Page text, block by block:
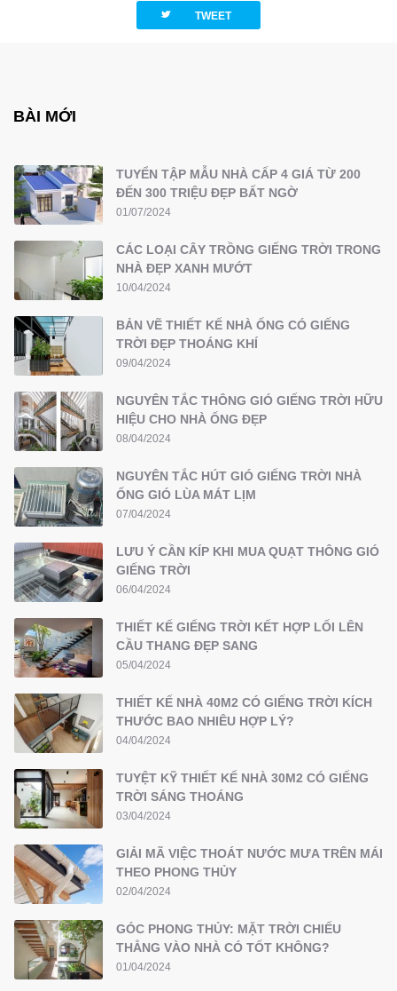
twitterbird TWEET
BÀI MỚI
TUYỂN TẬP MẪU NHÀ CẤP 4 GIÁ TỪ 200
ĐẾN 300 TRIỆU ĐẸP BẤT NGỜ
01/07/2024
CÁC LOẠI CÂY TRỒNG GIẾNG TRỜI TRONG
NHÀ ĐẸP XANH MƯỚT
10/04/2024
BẢN VẼ THIẾT KẾ NHÀ ỐNG CÓ GIẾNG
TRỜI ĐẸP THOÁNG KHÍ
09/04/2024
NGUYÊN TẮC THÔNG GIÓ GIẾNG TRỜI HỮU
HIỆU CHO NHÀ ỐNG ĐẸP
08/04/2024
NGUYÊN TẮC HÚT GIÓ GIẾNG TRỜI NHÀ
ỐNG GIÓ LÙA MÁT LỊM
07/04/2024
LƯU Ý CẦN KÍP KHI MUA QUẠT THÔNG GIÓ
GIẾNG TRỜI
06/04/2024
THIẾT KẾ GIẾNG TRỜI KẾT HỢP LỐI LÊN
CẦU THANG ĐẸP SANG
05/04/2024
THIẾT KẾ NHÀ 40M2 CÓ GIẾNG TRỜI KÍCH
THƯỚC BAO NHIÊU HỢP LÝ?
04/04/2024
TUYỆT KỸ THIẾT KẾ NHÀ 30M2 CÓ GIẾNG
TRỜI SÁNG THOÁNG
03/04/2024
GIẢI MÃ VIỆC THOÁT NƯỚC MƯA TRÊN MÁI
THEO PHONG THỦY
02/04/2024
GÓC PHONG THỦY: MẶT TRỜI CHIẾU
THẲNG VÀO NHÀ CÓ TỐT KHÔNG?
01/04/2024